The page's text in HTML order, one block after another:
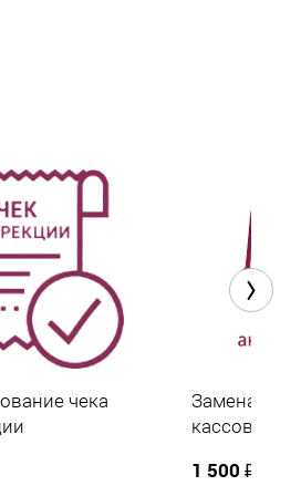
чека
Замена
кассовом
1 500 ₽